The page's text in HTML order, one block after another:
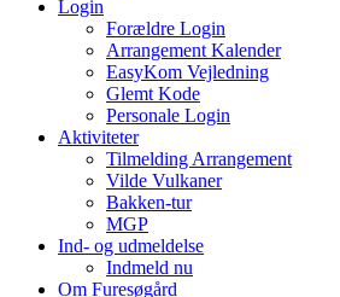
Login
Forældre Login
Arrangement Kalender
EasyKom Vejledning
Glemt Kode
Personale Login
Aktiviteter
Tilmelding Arrangement
Vilde Vulkaner
Bakken-tur
MGP
Ind- og udmeldelse
Indmeld nu
Om Furesøgård